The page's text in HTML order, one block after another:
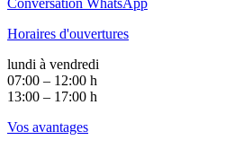
Conversation WhatsApp
Horaires d'ouvertures
lundi à vendredi
07:00 – 12:00 h
13:00 – 17:00 h
Vos avantages